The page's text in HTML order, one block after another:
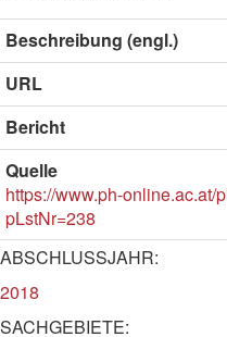
Beschreibung (engl.)
URL
Bericht
Quelle
https://www.ph-
pLstNr=238
ABSCHLUSSJAHR:
2018
SACHGEBIETE: